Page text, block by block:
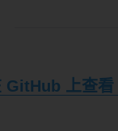
GitHub 上查